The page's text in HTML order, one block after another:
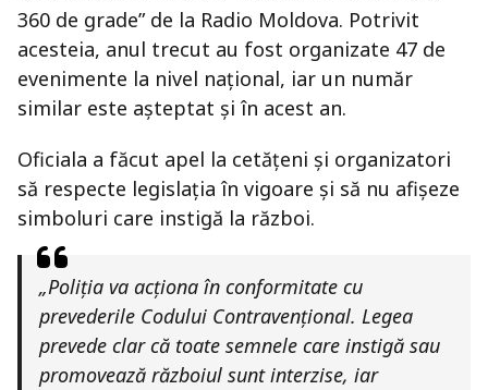
360 de grade” de la Radio Moldova. Potrivit
acesteia, anul trecut au fost organizate 47 de
evenimente la nivel național, iar un număr
similar este așteptat și în acest an.
Oficiala a făcut apel la cetățeni și organizatori
să respecte legislația în vigoare și să nu afișeze
simboluri care instigă la război.
„Poliția va acționa în conformitate cu
prevederile Codului Contravențional. Legea
prevede clar că toate semnele care instigă sau
promovează războiul sunt interzise, iar